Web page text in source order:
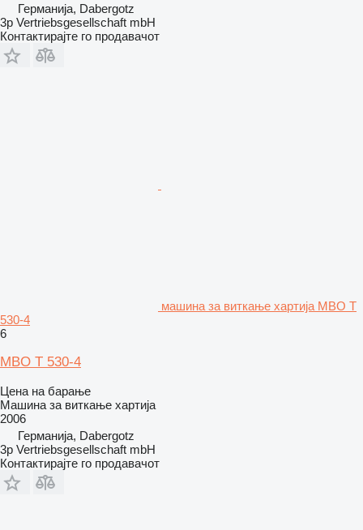
Германија, Dabergotz
3p Vertriebsgesellschaft mbH
Контактирајте го продавачот
машина за виткање хартија MBO T
530-4
6
MBO T 530-4
Цена на барање
Машина за виткање хартија
2006
Германија, Dabergotz
3p Vertriebsgesellschaft mbH
Контактирајте го продавачот